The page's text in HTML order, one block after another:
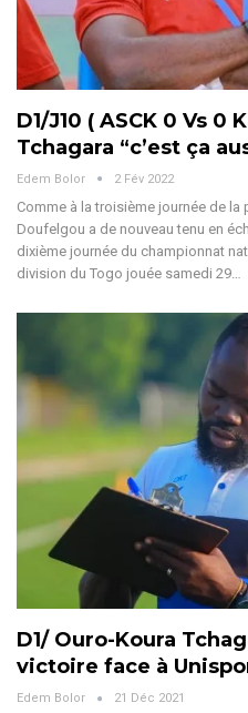
D1/J10 ( ASCK 0 Vs 0
Tchagara “c’est ça
Edem Bolor 2 Fév 2022
Comme à la troisième journée de la
Doufelgou a de nouveau tenu en
dixième journée du championnat
division du Togo jouée samedi 29…
D1/ Ouro-Koura
victoire face à
Edem Bolor 21 Déc 2021